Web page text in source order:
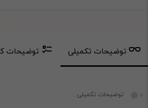
توضیحات تکمیلی توضیحات
توضیحات تکمیلی